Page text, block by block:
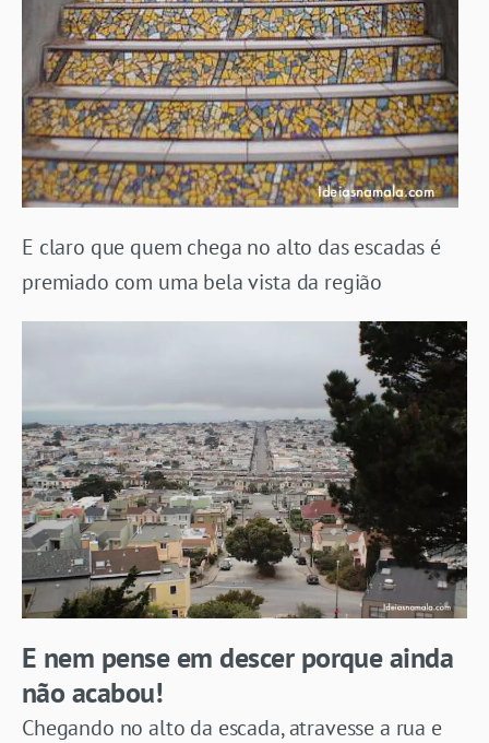
E claro que quem chega no alto das escadas é
premiado com uma bela vista da região
E nem pense em descer porque ainda
não acabou!
Chegando no alto da escada, atravesse a rua e